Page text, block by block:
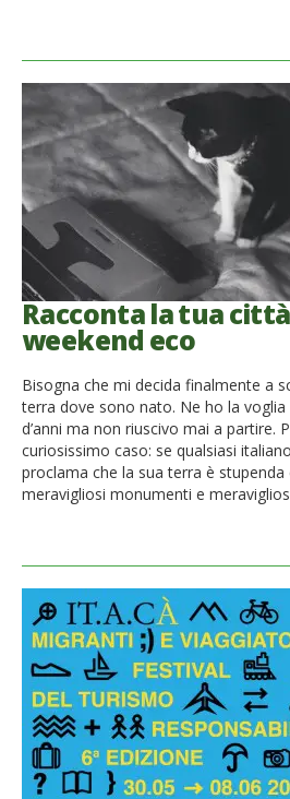
Racconta la tua
weekend eco
Bisogna che mi decida finalmente a
terra dove sono nato. Ne ho la voglia
d’anni ma non riuscivo mai a partire.
curiosissimo caso: se qualsiasi
proclama che la sua terra è stupenda
meravigliosi monumenti e